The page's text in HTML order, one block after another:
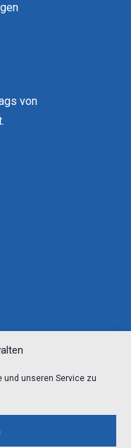
und unseren Service zu
von